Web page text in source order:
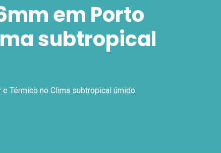
em Porto
subtropical
Térmico no Clima subtropical úmido